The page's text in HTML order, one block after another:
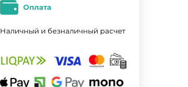
Оплата
Наличный и безналичный расчет